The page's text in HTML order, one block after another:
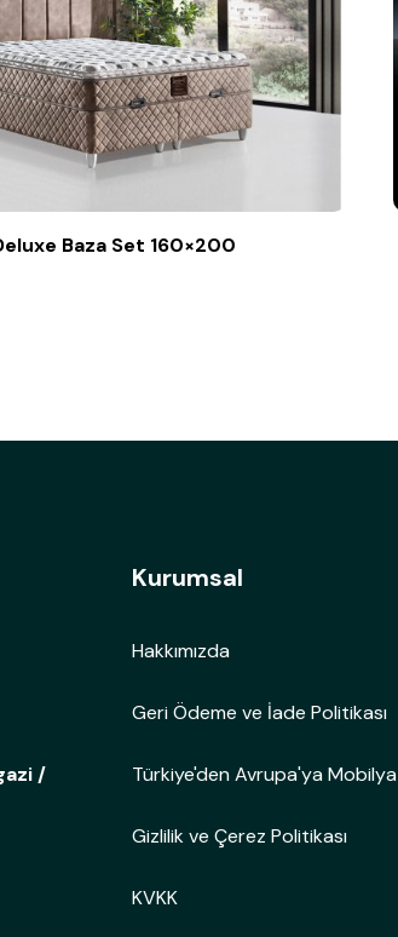
Baza Set 160×200
/
Kurumsal
Hakkımızda
Geri Ödeme ve İade Politikası
Türkiye'den Avrupa'ya Mobilya
Gizlilik ve Çerez Politikası
KVKK